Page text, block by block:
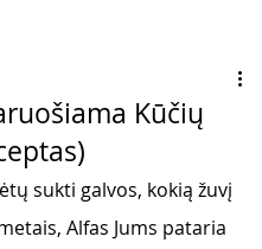
Kūčių
sukti galvos, kokią žuvį
Alfas Jums pataria